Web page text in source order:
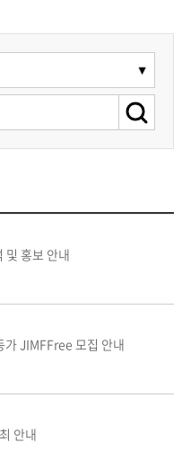
및 홍보 안내
JIMFFree 모집 안내
안내